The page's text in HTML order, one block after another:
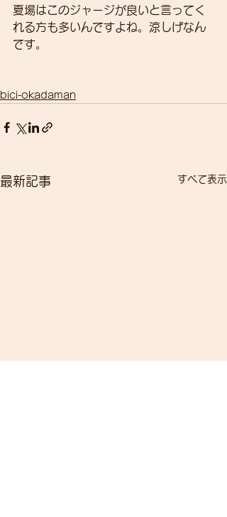
夏場はこのジャージが良いと言ってく
れる方も多いんですよね。涼しげなん
です。
bici-okadaman
最新記事 すべて表示